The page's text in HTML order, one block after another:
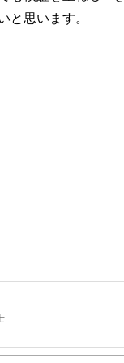
と思います。
業支援と交通事故が主要